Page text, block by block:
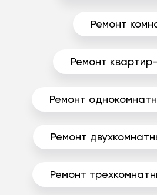
Ремонт
Ремонт
Ремонт
Ремонт
Ремонт